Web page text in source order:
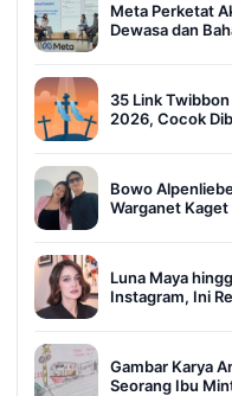
Meta Perketat
Dewasa dan
35 Link
2026, Cocok
Bowo
Warganet Kaget
Luna Maya
Instagram, Ini
Gambar Karya
Seorang Ibu